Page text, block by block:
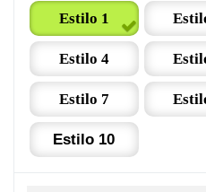
Estilo 1
Estilo 4
Estilo 7
Estilo 10